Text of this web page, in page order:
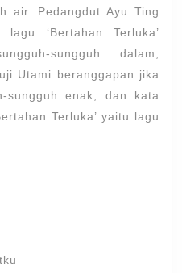
air. Pedangdut Ayu Ting
‘Bertahan Terluka’
sungguh dalam,
Utami beranggapan jika
sungguh enak, dan kata
Terluka’ yaitu lagu